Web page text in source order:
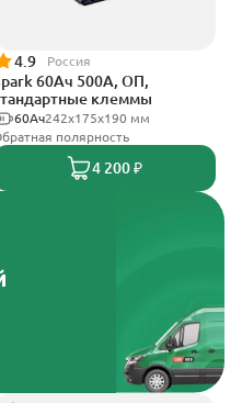
4.9 Россия
60Ач 500А, ОП,
клеммы
242х175х190 мм
60Ач
полярность
4 200 ₽